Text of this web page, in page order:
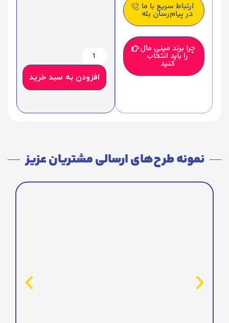
ارتباط سریع با ما
در پیام‌رسان بله
چرا برند مینی مال
را باید انتخاب
کنید
افزودن به سبد خرید
نمونه طرح‌های ارسالی مشتریان عزیز